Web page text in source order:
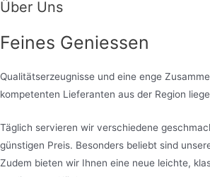
Über Uns
Feines Geniessen
Qualitätserzeugnisse und eine enge
kompetenten Lieferanten aus der Region
Täglich servieren wir verschiedene
günstigen Preis. Besonders beliebt sind
Zudem bieten wir Ihnen eine neue leichte,